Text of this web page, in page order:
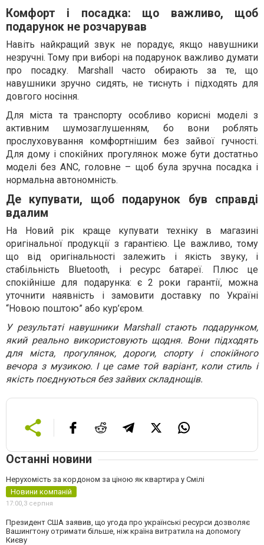
Комфорт і посадка: що важливо, щоб
подарунок не розчарував
Навіть найкращий звук не порадує, якщо навушники
незручні. Тому при виборі на подарунок важливо думати
про посадку. Marshall часто обирають за те, що
навушники зручно сидять, не тиснуть і підходять для
довгого носіння.
Для міста та транспорту особливо корисні моделі з
активним шумозаглушенням, бо вони роблять
прослуховування комфортнішим без зайвої гучності.
Для дому і спокійних прогулянок може бути достатньо
моделі без ANC, головне – щоб була зручна посадка і
нормальна автономність.
Де купувати, щоб подарунок був справді
вдалим
На Новий рік краще купувати техніку в магазині
оригінальної продукції з гарантією. Це важливо, тому
що від оригінальності залежить і якість звуку, і
стабільність Bluetooth, і ресурс батареї. Плюс це
спокійніше для подарунка: є 2 роки гарантії, можна
уточнити наявність і замовити доставку по Україні
“Новою поштою” або кур’єром.
У результаті навушники Marshall стають подарунком,
який реально використовують щодня. Вони підходять
для міста, прогулянок, дороги, спорту і спокійного
вечора з музикою. І це саме той варіант, коли стиль і
якість поєднуються без зайвих складнощів.
Останні новини
Нерухомість за кордоном за ціною як квартира у Смілі
Новини компаній
17:00,3 серпня
Президент США заявив, що угода про українські ресурси дозволяє
Вашингтону отримати більше, ніж країна витратила на допомогу
Києву